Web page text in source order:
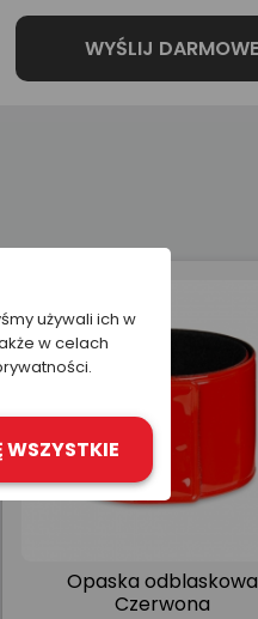
Opaska odblaskowa
Czerwona
używali ich w
w celach